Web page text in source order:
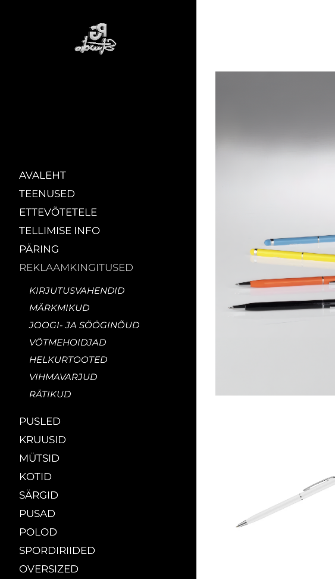
AVALEHT
TEENUSED
ETTEVÕTETELE
TELLIMISE INFO
PÄRING
REKLAAMKINGITUSED
KIRJUTUSVAHENDID
MÄRKMIKUD
JOOGI- JA SÖÖGINÕUD
VÕTMEHOIDJAD
HELKURTOOTED
VIHMAVARJUD
RÄTIKUD
PUSLED
KRUUSID
MÜTSID
KOTID
SÄRGID
PUSAD
POLOD
SPORDIRIIDED
OVERSIZED